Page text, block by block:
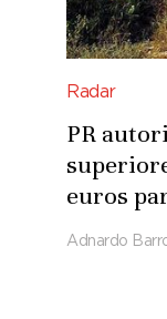
Radar
PR
euros
Luena-
Adnardo